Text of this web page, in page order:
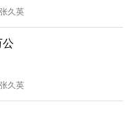
张久英
公
张久英